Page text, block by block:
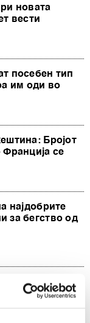
новата
вести
посебен тип
им оди во
Бројот
се
најдобрите
за бегство од